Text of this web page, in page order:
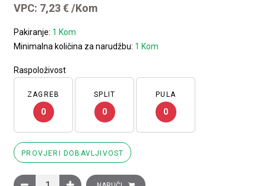
VPC: 7,23€ /Kom
Pakiranje: 1 Kom
Minimalna količina za narudžbu: 1 Kom
Raspoloživost
ZAGREB
0
SPLIT
0
PULA
0
PROVJERI DOBAVLJIVOST
Pomoćni kontakti TVS 1R+1M količina